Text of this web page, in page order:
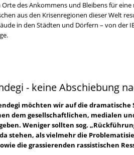
des Ankommens und Bleibens für
aus den Krisenregionen dieser Welt
in den Städten und Dörfern – von der
- keine Abschiebung
möchten wir auf die
dem gesellschaftlichen, medialen
Weniger sollten sog.
stehen, als vielmehr die
die grassierenden rassistischen